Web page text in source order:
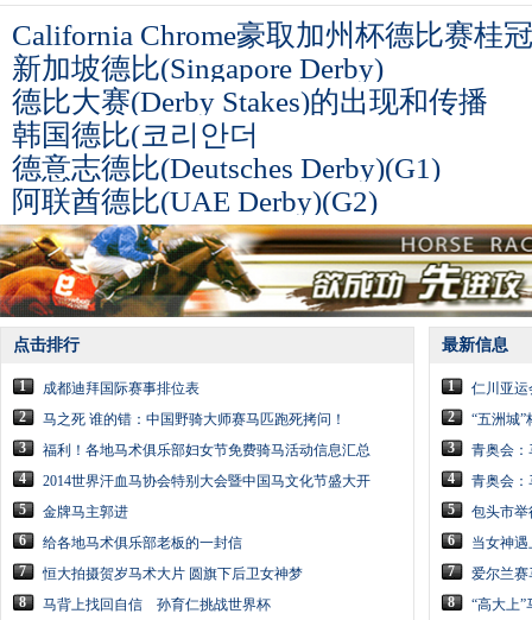
California Chrome豪取加州杯德比赛桂冠
新加坡德比(Singapore Derby)
德比大赛(Derby Stakes)的出现和传播
韩国德比(코리안더
德意志德比(Deutsches Derby)(G1)
阿联酋德比(UAE Derby)(G2)
点击排行
1
成都迪拜国际赛事排位表
2
马之死 谁的错：中国野骑大师赛马匹跑死拷问！
3
福利！各地马术俱乐部妇女节免费骑马活动信息汇总
4
2014世界汗血马协会特别大会暨中国马文化节盛大开
5
金牌马主郭进
6
给各地马术俱乐部老板的一封信
7
恒大拍摄贺岁马术大片 圆旗下后卫女神梦
8
马背上找回自信 孙育仁挑战世界杯
最新信息
1
仁川亚
2
“五洲城”
3
青奥会：
4
青奥会：
5
包头市举
6
当女神
7
爱尔兰赛
8
“高大上”